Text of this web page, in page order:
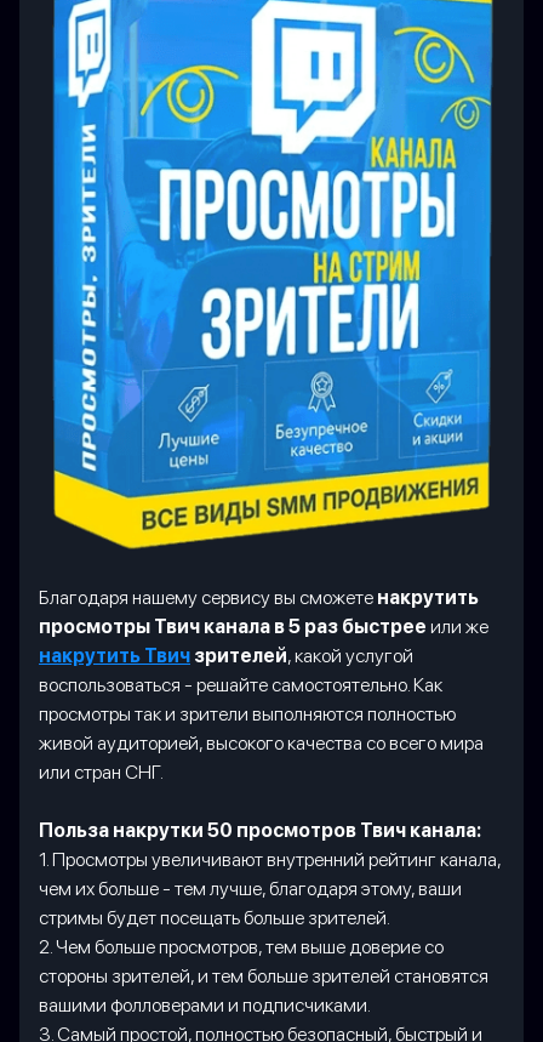
Благодаря нашему сервису вы сможете накрутить
просмотры Твич канала в 5 раз быстрее или же
накрутить Твич зрителей, какой услугой
воспользоваться - решайте самостоятельно. Как
просмотры так и зрители выполняются полностью
живой аудиторией, высокого качества со всего мира
или стран СНГ.
Польза накрутки 50 просмотров Твич канала:
1. Просмотры увеличивают внутренний рейтинг канала,
чем их больше - тем лучше, благодаря этому, ваши
стримы будет посещать больше зрителей.
2. Чем больше просмотров, тем выше доверие со
стороны зрителей, и тем больше зрителей становятся
вашими фолловерами и подписчиками.
3. Самый простой, полностью безопасный, быстрый и